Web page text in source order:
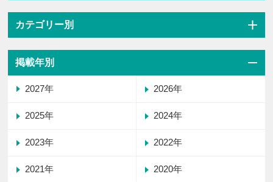
カテゴリー別
掲載年別
2027年 2026年
2025年 2024年
2023年 2022年
2021年 2020年